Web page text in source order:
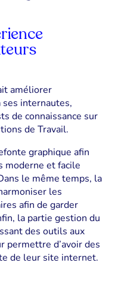
améliorer
ses internautes,
de connaissance sur
de Travail.
graphique afin
moderne et facile
le même temps, la
les
afin de garder
la partie gestion du
des outils aux
permettre d’avoir des
de leur site internet.